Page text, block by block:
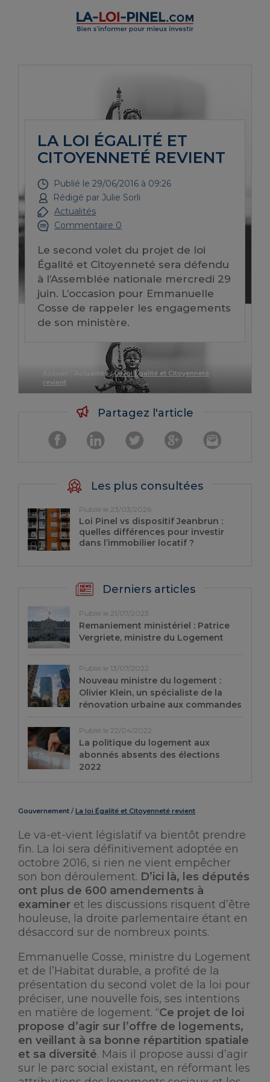
LA LOI ÉGALITÉ ET
CITOYENNETÉ REVIENT
Publié le 29/06/2016 à 09:26
Rédigé par Julie Sorli
Actualités
Commentaire 0
Le second volet du projet de loi
Égalité et Citoyenneté sera défendu
à l’Assemblée nationale mercredi 29
juin. L’occasion pour Emmanuelle
Cosse de rappeler les engagements
de son ministère.
Actualités/La loi Égalité et Citoyenneté
revient
Gouvernement La loi Égalité et Citoyenneté revient
Le va-et-vient législatif va bientôt prendre
fin. La loi sera définitivement adoptée en
octobre 2016, si rien ne vient empêcher
son bon déroulement. D’ici là, les députés
ont plus de 600 amendements à
examiner et les discussions risquent d’être
houleuse, la droite parlementaire étant en
désaccord sur de nombreux points.
Emmanuelle Cosse, ministre du Logement
et de l’Habitat durable, a profité de la
présentation du second volet de la loi pour
préciser, une nouvelle fois, ses intentions
en matière de logement. “Ce projet de loi
propose d’agir sur l’offre de logements,
en veillant à sa bonne répartition spatiale
et sa diversité. Mais il propose aussi d’agir
sur le parc social existant, en réformant les
Partagez l'article
Les plus consultées
Publié le 23/03/2026
Loi Pinel vs dispositif Jeanbrun :
quelles différences pour investir
dans l’immobilier locatif ?
Derniers articles
Publié le 21/07/2023
Remaniement ministériel : Patrice
Vergriete, ministre du Logement
Publié le 13/07/2022
Nouveau ministre du logement :
Olivier Klein, un spécialiste de la
rénovation urbaine aux commandes
Publié le 22/04/2022
La politique du logement aux
abonnés absents des élections
2022